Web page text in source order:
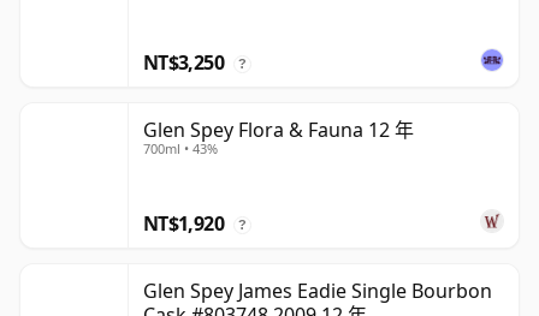
NT$3,250 ?
Glen Spey Flora & Fauna 12 年
700ml • 43%
NT$1,920 ?
Glen Spey James Eadie Single Bourbon